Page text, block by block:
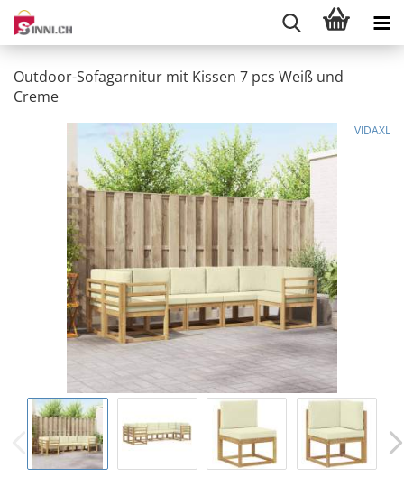
Outdoor-Sofagarnitur mit Kissen 7 pcs Weiß und
Creme
VIDAXL